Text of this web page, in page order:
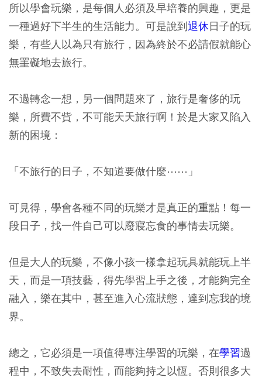
所以學會玩樂，是每個人必須及早培養的興趣，更是
一種過好下半生的生活能力。可是說到退休日子的玩
樂，有些人以為只有旅行，因為終於不必請假就能心
無罣礙地去旅行。
不過轉念一想，另一個問題來了，旅行是奢侈的玩
樂，所費不貲，不可能天天旅行啊！於是大家又陷入
新的困境：
「不旅行的日子，不知道要做什麼⋯⋯」
可見得，學會各種不同的玩樂才是真正的重點！每一
段日子，找一件自己可以廢寢忘食的事情去玩樂。
但是大人的玩樂，不像小孩一樣拿起玩具就能玩上半
天，而是一項技藝，得先學習上手之後，才能夠完全
融入，樂在其中，甚至進入心流狀態，達到忘我的境
界。
總之，它必須是一項值得專注學習的玩樂，在學習過
程中，不致失去耐性，而能夠持之以恆。否則很多大